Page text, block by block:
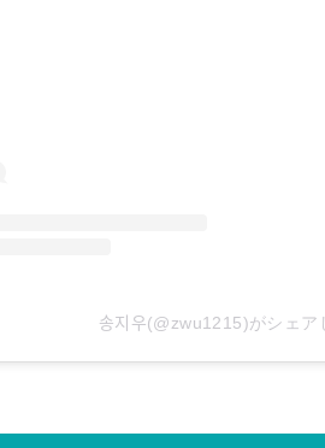
송지우(@zwu1215)がシェ